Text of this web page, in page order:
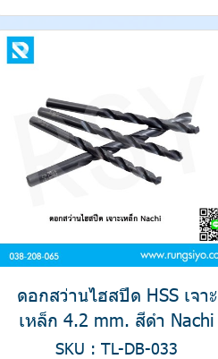
ดอกสว่านไฮสปีด HSS เจาะ
เหล็ก 4.2 mm. สีดำ Nachi
SKU : TL-DB-033